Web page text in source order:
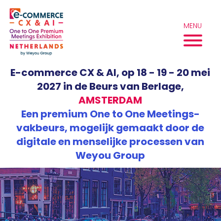
naar
inhoud
E-commerce CX & AI, op 18 - 19 - 20 mei
2027 in de Beurs van Berlage,
AMSTERDAM
Een premium One to One Meetings-
vakbeurs, mogelijk gemaakt door de
digitale en menselijke processen van
Weyou Group
MENU